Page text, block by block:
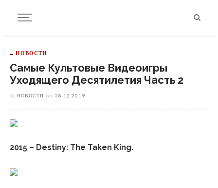
НОВОСТИ
Самые Культовые Видеоигры
Уходящего Десятилетия Часть 2
НОВОСТИ on 28.12.2019
2015 – Destiny: The Taken King.